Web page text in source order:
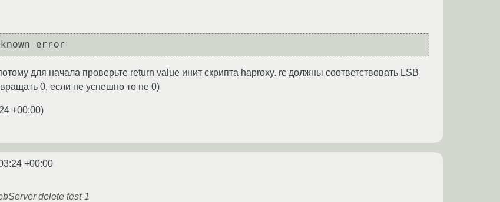
для начала проверьте return value инит скрипта haproxy. rc должны соответствовать LSB
0, если не успешно то не 0)
+00:00)
+00:00
delete test-1